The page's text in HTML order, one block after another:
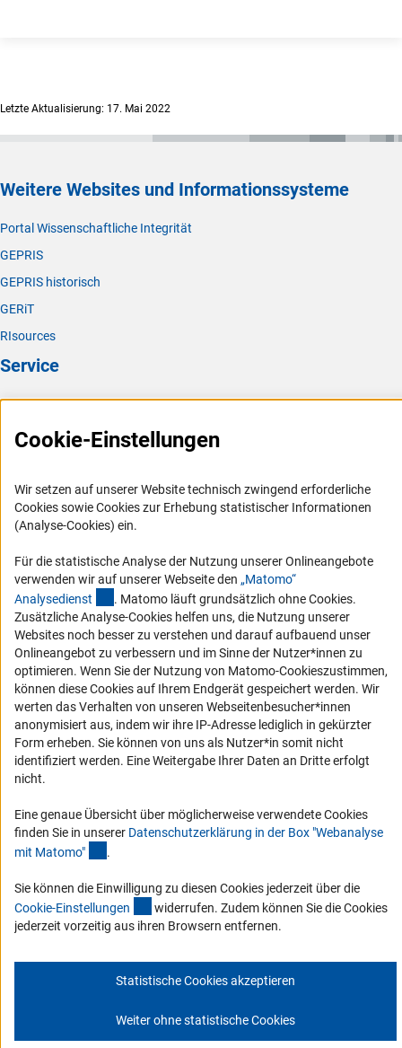
Letzte Aktualisierung: 17. Mai 2022
Weitere Websites und Informationssysteme
Portal Wissenschaftliche Integrität
GEPRIS
GEPRIS historisch
GERiT
RIsources
Service
Presse
FAQ
Logo und Corporate Design
RSS-Feeds
Vergabeverfahren
Barrierefreiheit
Service und Informationen für Menschen mit Behinderungen
Erklärung zur Barrierefreiheit
Barriere melden
DFG-aktuell
Erhalten Sie Neuigkeiten aus der DFG direkt in Ihr Mailpostfach oder
schauen Sie sich die Ausgaben online an.
Zum Newsletter
© 2026 DFG
Impressum Datenschutz Cookie-Einstellungen
Cookie-Einstellungen
Wir setzen auf unserer Website technisch zwingend erforderliche
Cookies sowie Cookies zur Erhebung statistischer Informationen
(Analyse-Cookies) ein.
Für die statistische Analyse der Nutzung unserer Onlineangebote
verwenden wir auf unserer Webseite den „Matomo“
Analysedienst (externer Link)
. Matomo läuft grundsätzlich ohne Cookies.
Zusätzliche Analyse-Cookies helfen uns, die Nutzung unserer
Websites noch besser zu verstehen und darauf aufbauend unser
Onlineangebot zu verbessern und im Sinne der Nutzer*innen zu
optimieren. Wenn Sie der Nutzung von Matomo-Cookieszustimmen,
können diese Cookies auf Ihrem Endgerät gespeichert werden. Wir
werten das Verhalten von unseren Webseitenbesucher*innen
anonymisiert aus, indem wir ihre IP-Adresse lediglich in gekürzter
Form erheben. Sie können von uns als Nutzer*in somit nicht
identifiziert werden. Eine Weitergabe Ihrer Daten an Dritte erfolgt
nicht.
Eine genaue Übersicht über möglicherweise verwendete Cookies
finden Sie in unserer Datenschutzerklärung in der Box "Webanalyse
mit Matomo" .
Sie können die Einwilligung zu diesen Cookies jederzeit über die
Cookie-Einstellungen (interner Link)
widerrufen. Zudem können Sie die Cookies
jederzeit vorzeitig aus ihren Browsern entfernen.
Statistische Cookies akzeptieren
Weiter ohne statistische Cookies